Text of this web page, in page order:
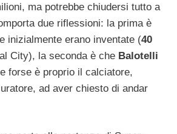
ma potrebbe chiudersi tutto a
due riflessioni: la prima è
inizialmente erano inventate (40
City), la seconda è che Balotelli
forse è proprio il calciatore,
ad aver chiesto di andar